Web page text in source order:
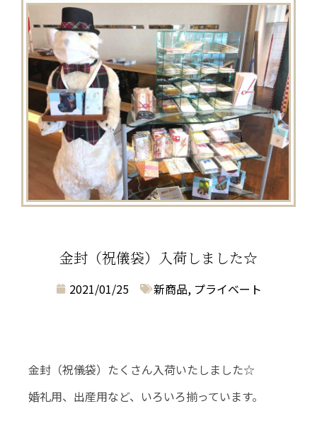
金封（祝儀袋）入荷しました☆
2021/01/25 新商品, プライベート
金封（祝儀袋）たくさん入荷いたしました☆
婚礼用、出産用など、いろいろ揃っています。